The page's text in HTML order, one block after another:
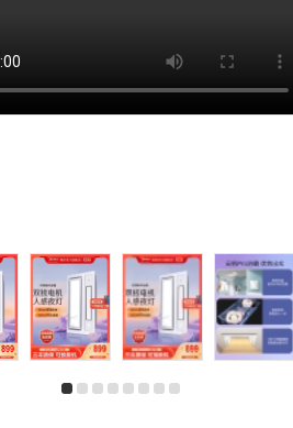
nước nóng khí
tự nhiên Midea
dụng chính thức
nhiệt độ không đổi
mạnh tần số
đổi tiết kiệm
lượng tức thì
16 lít giá bình
lượng mặt trời các
đèn led
bàn thờ
bảo vệ
Lighting
dành cho
tiểu học